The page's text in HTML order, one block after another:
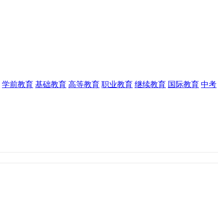
学前教育 基础教育 高等教育 职业教育 继续教育 国际教育 中考